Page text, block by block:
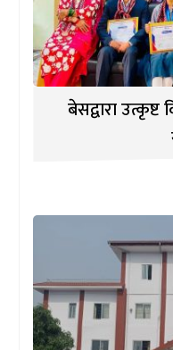
बेसद्वारा उत्कृष्ट